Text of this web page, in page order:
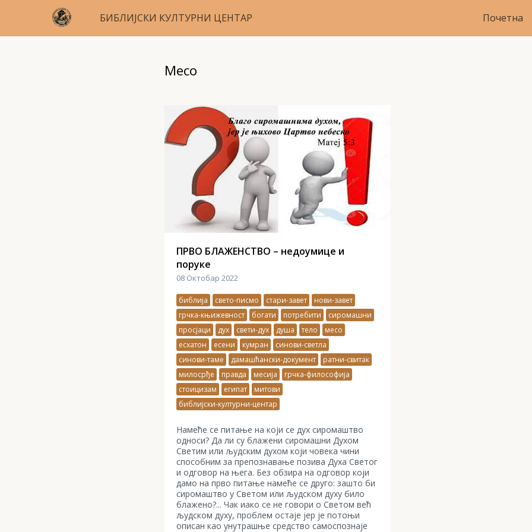
БИБЛИЈСКИ КУЛТУРНИ ЦЕНТАР Почетна
Месо
ПРВО БЛАЖЕНСТВО – недоумице и
поруке
08 Октобар 2022
библија свето-писмо стари-завет
нови-завет
грчка-књижевност
богати потребити
сиромашни
просјаци
дух свети-дух душа тело
месо
есхатон
есени кумран
синови-светла
синови-таме
дамашћански-документ
ратни-свитак
милосрђе
правда месија
грчка-философија
стоицизам
египат
митови
библијски-културни-центар
Намеће се питање на који се дух сиромаштво
односи? Да ли су блажени сиромашни Духом
Светим или људским духом који човека чини
способним за препознавање позива Духа Светог
и одговор на њега. Без обзира на одговор који
дамо на прво питање намеће се друго: зашто би
сиромаштво у Светом или људском духу било
блажено?... Чак иако се не говори о Светом већ
људском духу, проблем остаје јер је потоњи
описан као унутрашње средство самоспознаје